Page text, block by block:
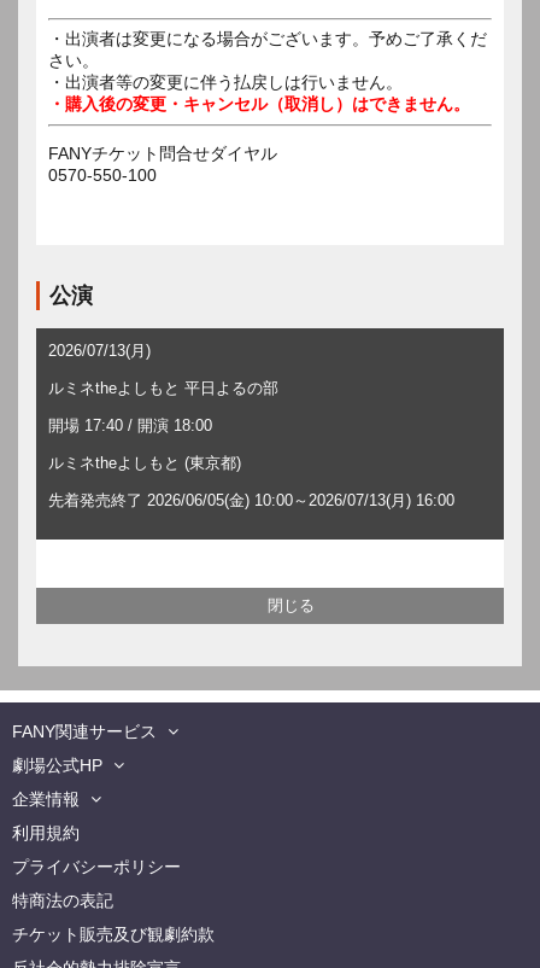
・出演者は変更になる場合がございます。予めご了承くだ
さい。
・出演者等の変更に伴う払戻しは行いません。
・購入後の変更・キャンセル（取消し）はできません。
FANYチケット問合せダイヤル
0570-550-100
公演
2026/07/13(月)
ルミネtheよしもと 平日よるの部
開場 17:40 / 開演 18:00
ルミネtheよしもと (東京都)
先着発売終了 2026/06/05(金) 10:00～2026/07/13(月) 16:00
FANY関連サービス
劇場公式HP
企業情報
利用規約
プライバシーポリシー
特商法の表記
チケット販売及び観劇約款